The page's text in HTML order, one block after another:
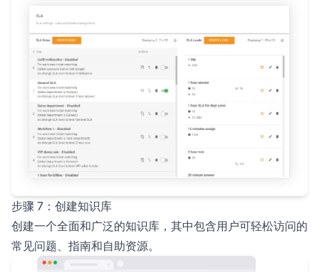
步骤 7：创建知识库
创建一个全面和广泛的知识库，其中包含用户可轻松访问的
常见问题、指南和自助资源。